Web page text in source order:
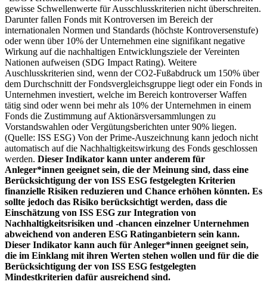
gewisse Schwellenwerte für Ausschlusskriterien nicht überschreiten.
Darunter fallen Fonds mit Kontroversen im Bereich der
internationalen Normen und Standards (höchste Kontroversenstufe)
oder wenn über 10% der Unternehmen eine signifikant negative
Wirkung auf die nachhaltigen Entwicklungsziele der Vereinten
Nationen aufweisen (SDG Impact Rating). Weitere
Auschlusskriterien sind, wenn der CO2-Fußabdruck um 150% über
dem Durchschnitt der Fondsvergleichsgruppe liegt oder ein Fonds in
Unternehmen investiert, welche im Bereich kontroverser Waffen
tätig sind oder wenn bei mehr als 10% der Unternehmen in einem
Fonds die Zustimmung auf Aktionärsversammlungen zu
Vorstandswahlen oder Vergütungsberichten unter 90% liegen.
(Quelle: ISS ESG) Von der Prime-Auszeichnung kann jedoch nicht
automatisch auf die Nachhaltigkeitswirkung des Fonds geschlossen
werden. Dieser Indikator kann unter anderem für
Anleger*innen geeignet sein, die der Meinung sind, dass eine
Berücksichtigung der von ISS ESG festgelegten Kriterien
finanzielle Risiken reduzieren und Chance erhöhen könnten. Es
sollte jedoch das Risiko berücksichtigt werden, dass die
Einschätzung von ISS ESG zur Integration von
Nachhaltigkeitsrisiken und -chancen einzelner Unternehmen
abweichend von anderen ESG Ratinganbietern sein kann.
Dieser Indikator kann auch für Anleger*innen geeignet sein,
die im Einklang mit ihren Werten stehen wollen und für die die
Berücksichtigung der von ISS ESG festgelegten
Mindestkriterien dafür ausreichend sind.